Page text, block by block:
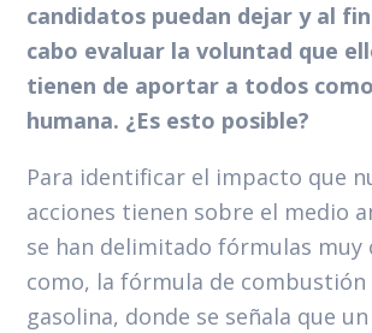
candidatos puedan dejar y al
cabo evaluar la voluntad que
tienen de aportar a todos
humana. ¿Es esto posible?
Para identificar el impacto que
acciones tienen sobre el medio
se han delimitado fórmulas muy
como, la fórmula de combustión
gasolina, donde se señala que